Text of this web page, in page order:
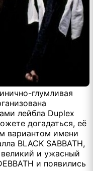
глумливая
лейбла Duplex
догадаться, её
вариантом имени
BLACK SABBATH,
великий и ужасный
и появились